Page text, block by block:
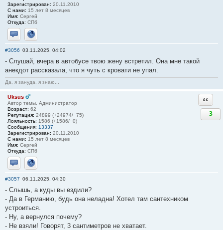
Зарегистрирован: 20.11.2010
С нами: 15 лет 8 месяцев
Имя: Сергей
Откуда: СПб
Отправить личное сообщение
Сайт
#3056 03.11.2025, 04:02
- Слушай, вчера в автобусе твою жену встретил. Она мне такой
анекдот рассказала, что я чуть с кровати не упал.
Да, я зануда, я знаю...
Uksus
Автор темы, Администратор
Возраст: 62
Репутация: 24899 (+24974/−75)
Лояльность: 1586 (+1586/−0)
Сообщения: 13337
Зарегистрирован: 20.11.2010
С нами: 15 лет 8 месяцев
Имя: Сергей
Откуда: СПб
Отправить личное сообщение
Сайт
3
#3057 06.11.2025, 04:30
- Слышь, а куды вы ездили?
- Да в Германию, будь она неладна! Хотел там сантехником
устроиться.
- Ну, а вернулся почему?
- Не взяли! Говорят, 3 сантиметров не хватает.